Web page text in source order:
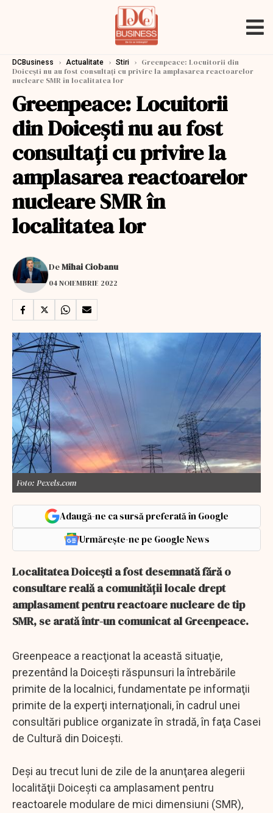
DCBusiness › Actualitate › Stiri › Greenpeace: Locuitorii din
Doiceşti nu au fost consultaţi cu privire la amplasarea reactoarelor
nucleare SMR în localitatea lor
Greenpeace: Locuitorii
din Doiceşti nu au fost
consultaţi cu privire la
amplasarea reactoarelor
nucleare SMR în
localitatea lor
DeMihai Ciobanu
04 NOIEMBRIE 2022
Foto: Pexels.com
Adaugă-ne ca sursă preferată în Google
Urmărește-ne pe Google News
Localitatea Doiceşti a fost desemnată fără o
consultare reală a comunităţii locale drept
amplasament pentru reactoare nucleare de tip
SMR, se arată într-un comunicat al Greenpeace.
Greenpeace a reacţionat la această situaţie,
prezentând la Doiceşti răspunsuri la întrebările
primite de la localnici, fundamentate pe informaţii
primite de la experţi internaţionali, în cadrul unei
consultări publice organizate în stradă, în faţa Casei
de Cultură din Doiceşti.
Deşi au trecut luni de zile de la anunţarea alegerii
localităţii Doiceşti ca amplasament pentru
reactoarele modulare de mici dimensiuni (SMR),